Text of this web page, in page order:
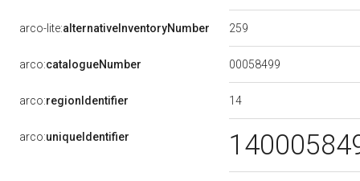
arco-lite:alternativeInventoryNumber 259
arco:catalogueNumber 00058499
arco:regionIdentifier 14
arco:uniqueIdentifier